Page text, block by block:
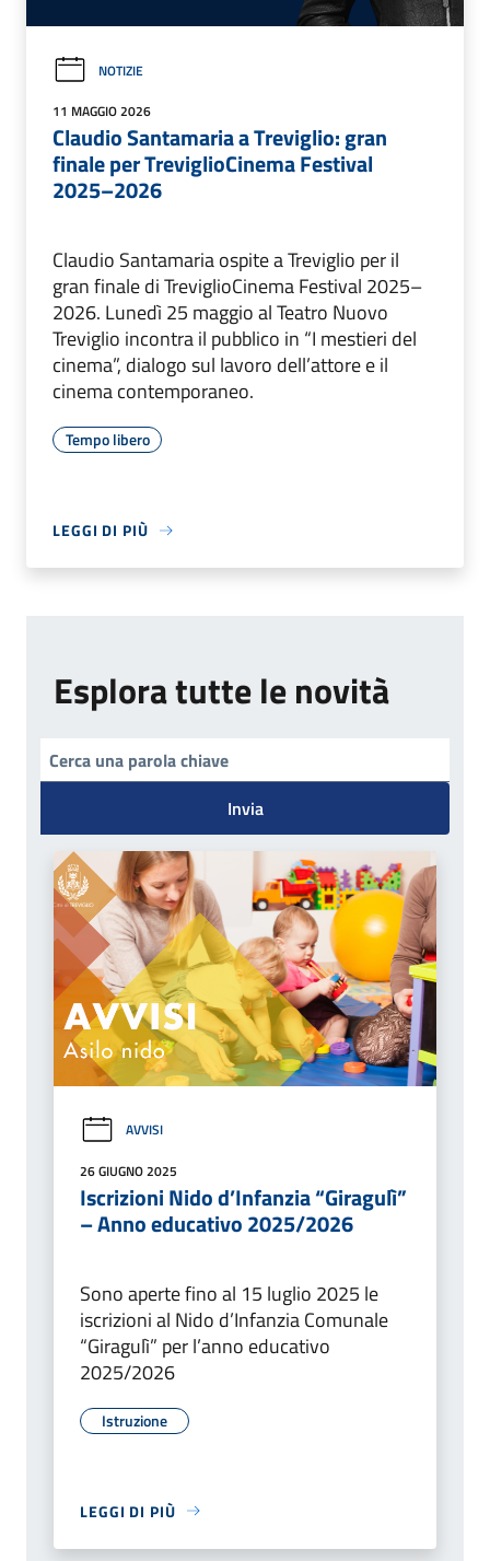
NOTIZIE
11 MAGGIO 2026
Claudio Santamaria a Treviglio: gran
finale per TreviglioCinema Festival
2025–2026
Claudio Santamaria ospite a Treviglio per il
gran finale di TreviglioCinema Festival 2025–
2026. Lunedì 25 maggio al Teatro Nuovo
Treviglio incontra il pubblico in “I mestieri del
cinema”, dialogo sul lavoro dell’attore e il
cinema contemporaneo.
Tempo libero
LEGGI DI PIÙ
Esplora tutte le novità
Invia
AVVISI
26 GIUGNO 2025
Iscrizioni Nido d’Infanzia “Giragulì”
– Anno educativo 2025/2026
Sono aperte fino al 15 luglio 2025 le
iscrizioni al Nido d’Infanzia Comunale
“Giragulì” per l’anno educativo
2025/2026
Istruzione
LEGGI DI PIÙ